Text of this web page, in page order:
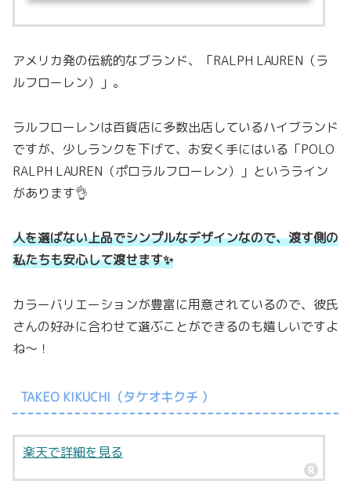
アメリカ発の伝統的なブランド、「RALPH LAUREN（ラ
ルフローレン）」。
ラルフローレンは百貨店に多数出店しているハイブランド
ですが、少しランクを下げて、お安く手にはいる「POLO
RALPH LAUREN（ポロラルフローレン）」というライン
があります👌
人を選ばない上品でシンプルなデザインなので、渡す側の
私たちも安心して渡せます✨
カラーバリエーションが豊富に用意されているので、彼氏
さんの好みに合わせて選ぶことができるのも嬉しいですよ
ね〜！
TAKEO KIKUCHI（タケオキクチ ）
楽天で詳細を見る